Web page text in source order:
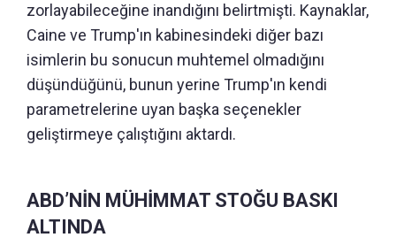
zorlayabileceğine inandığını belirtmişti. Kaynaklar,
Caine ve Trump'ın kabinesindeki diğer bazı
isimlerin bu sonucun muhtemel olmadığını
düşündüğünü, bunun yerine Trump'ın kendi
parametrelerine uyan başka seçenekler
geliştirmeye çalıştığını aktardı.
ABD’NİN MÜHİMMAT STOĞU BASKI
ALTINDA